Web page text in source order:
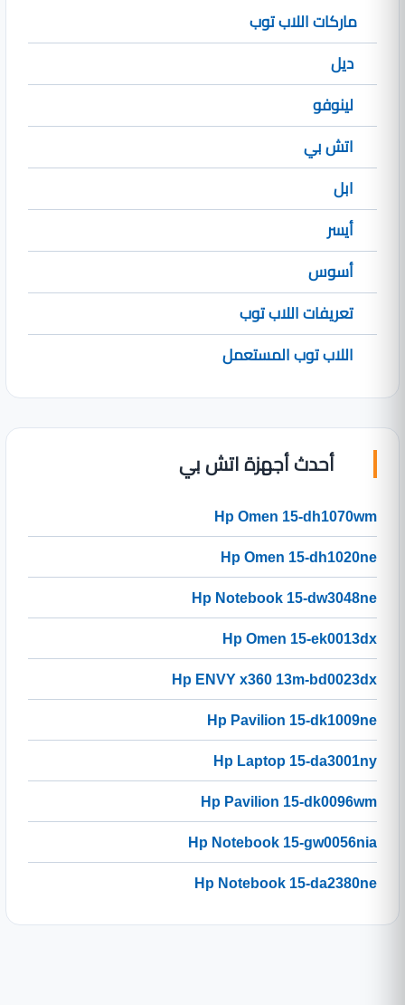
ماركات اللاب توب
ديل
لينوفو
اتش بي
ابل
أيسر
أسوس
تعريفات اللاب توب
اللاب توب المستعمل
أحدث أجهزة اتش بي
Hp Omen 15-dh1070wm
Hp Omen 15-dh1020ne
Hp Notebook 15-dw3048ne
Hp Omen 15-ek0013dx
Hp ENVY x360 13m-bd0023dx
Hp Pavilion 15-dk1009ne
Hp Laptop 15-da3001ny
Hp Pavilion 15-dk0096wm
Hp Notebook 15-gw0056nia
Hp Notebook 15-da2380ne